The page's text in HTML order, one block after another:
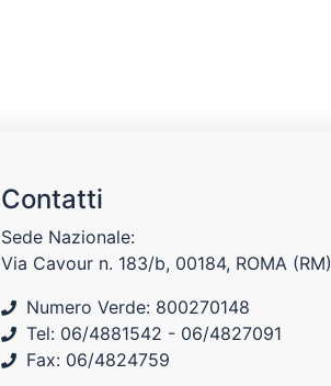
Contatti
Sede Nazionale:
Via Cavour n. 183/b, 00184, ROMA (RM)
Numero Verde: 800270148
Tel: 06/4881542 - 06/4827091
Fax: 06/4824759